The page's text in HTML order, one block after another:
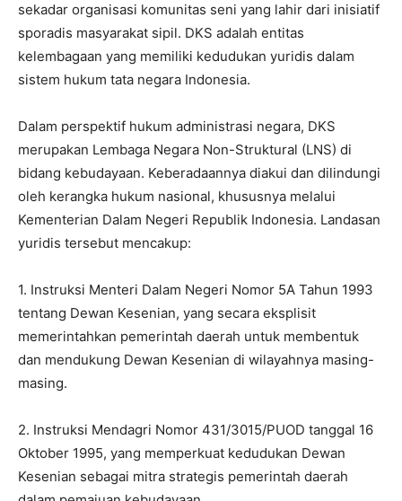
sekadar organisasi komunitas seni yang lahir dari inisiatif
sporadis masyarakat sipil. DKS adalah entitas
kelembagaan yang memiliki kedudukan yuridis dalam
sistem hukum tata negara Indonesia.
Dalam perspektif hukum administrasi negara, DKS
merupakan Lembaga Negara Non-Struktural (LNS) di
bidang kebudayaan. Keberadaannya diakui dan dilindungi
oleh kerangka hukum nasional, khususnya melalui
Kementerian Dalam Negeri Republik Indonesia. Landasan
yuridis tersebut mencakup:
1. Instruksi Menteri Dalam Negeri Nomor 5A Tahun 1993
tentang Dewan Kesenian, yang secara eksplisit
memerintahkan pemerintah daerah untuk membentuk
dan mendukung Dewan Kesenian di wilayahnya masing-
masing.
2. Instruksi Mendagri Nomor 431/3015/PUOD tanggal 16
Oktober 1995, yang memperkuat kedudukan Dewan
Kesenian sebagai mitra strategis pemerintah daerah